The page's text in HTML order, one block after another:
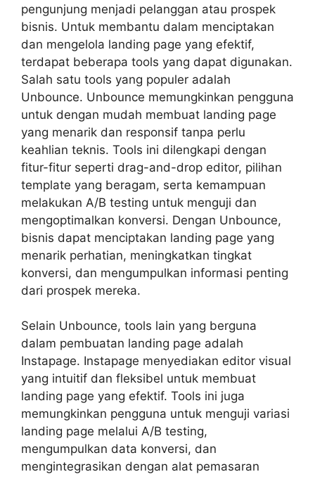
pengunjung menjadi pelanggan atau prospek
bisnis. Untuk membantu dalam menciptakan
dan mengelola landing page yang efektif,
terdapat beberapa tools yang dapat digunakan.
Salah satu tools yang populer adalah
Unbounce. Unbounce memungkinkan pengguna
untuk dengan mudah membuat landing page
yang menarik dan responsif tanpa perlu
keahlian teknis. Tools ini dilengkapi dengan
fitur-fitur seperti drag-and-drop editor, pilihan
template yang beragam, serta kemampuan
melakukan A/B testing untuk menguji dan
mengoptimalkan konversi. Dengan Unbounce,
bisnis dapat menciptakan landing page yang
menarik perhatian, meningkatkan tingkat
konversi, dan mengumpulkan informasi penting
dari prospek mereka.
Selain Unbounce, tools lain yang berguna
dalam pembuatan landing page adalah
Instapage. Instapage menyediakan editor visual
yang intuitif dan fleksibel untuk membuat
landing page yang efektif. Tools ini juga
memungkinkan pengguna untuk menguji variasi
landing page melalui A/B testing,
mengumpulkan data konversi, dan
mengintegrasikan dengan alat pemasaran